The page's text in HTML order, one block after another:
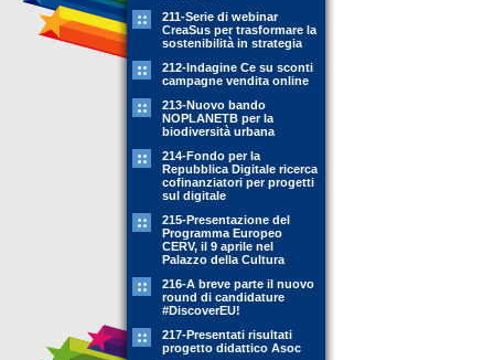
211-Serie di webinar
CreaSus per trasformare la
sostenibilità in strategia
212-Indagine Ce su sconti
campagne vendita online
213-Nuovo bando
NOPLANETB per la
biodiversità urbana
214-Fondo per la
Repubblica Digitale ricerca
cofinanziatori per progetti
sul digitale
215-Presentazione del
Programma Europeo
CERV, il 9 aprile nel
Palazzo della Cultura
216-A breve parte il nuovo
round di candidature
#DiscoverEU!
217-Presentati risultati
progetto didattico Asoc